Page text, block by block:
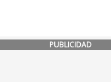
PUBLICIDAD